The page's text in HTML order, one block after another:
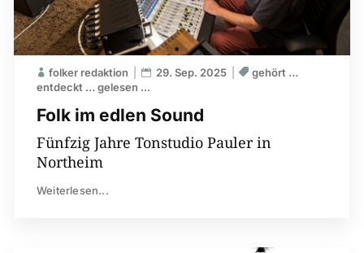
Folk im edlen Sound
folker redaktion 29. Sep. 2025
gehört …
entdeckt … gelesen ...
Fünfzig Jahre Tonstudio Pauler in
Northeim
Weiterlesen...